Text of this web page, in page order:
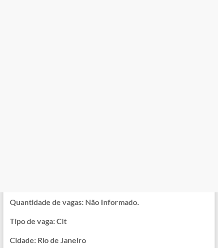
Quantidade de vagas: Não Informado.
Tipo de vaga: Clt
Cidade: Rio de Janeiro